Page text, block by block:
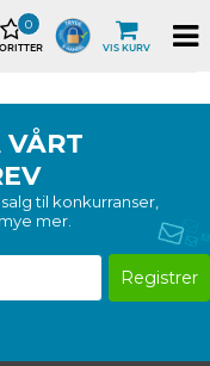
0
VIS KURV
VÅRT
til konkurranser,
mer.
Registrer